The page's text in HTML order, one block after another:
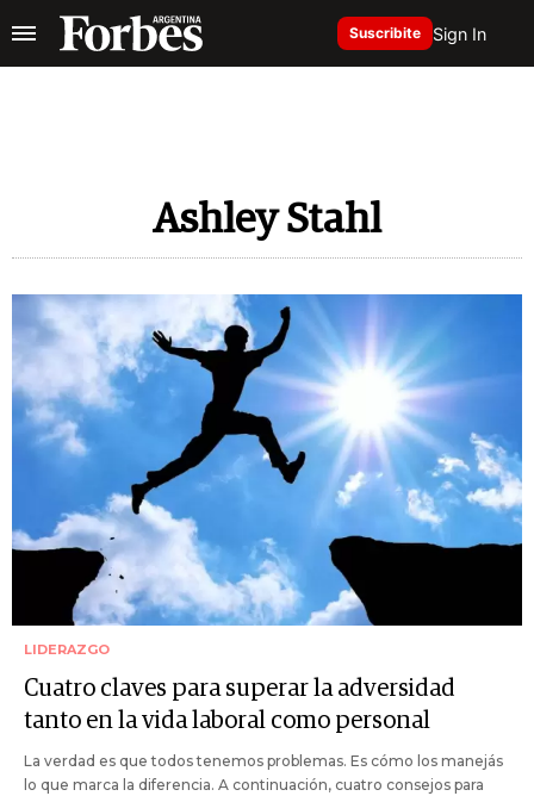
Suscribite Sign In
Ashley Stahl
LIDERAZGO
Cuatro claves para superar la adversidad
tanto en la vida laboral como personal
La verdad es que todos tenemos problemas. Es cómo los manejás
lo que marca la diferencia. A continuación, cuatro consejos para